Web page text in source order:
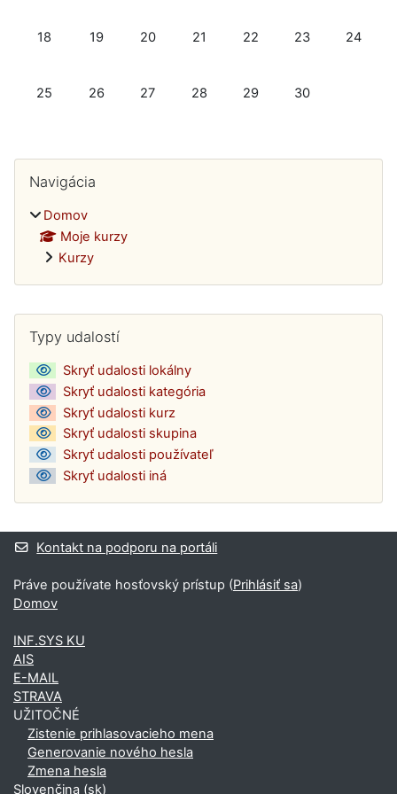
Žiadne udalosti, pondelok, 18 novembra
18 Žiadne udalosti, utorok, 19 novembra
19 Žiadne udalosti, streda, 20 novembra
20 Žiadne udalosti, štvrtok, 21
21 Žiadne udalosti, piatok,
22 Žiadne udalosti,
23 Žiadne
24
Žiadne udalosti, pondelok, 25 novembra
25 Žiadne udalosti, utorok, 26 novembra
26 Žiadne udalosti, streda, 27 novembra
27 Žiadne udalosti, štvrtok, 28
28 Žiadne udalosti, piatok,
29 Žiadne udalosti,
30
Bloky
Navigácia
Domov
Moje kurzy
Kurzy
Dodatočné bloky
Typy udalostí
Skryť udalosti lokálny
Skryť udalosti kategória
Skryť udalosti kurz
Skryť udalosti skupina
Skryť udalosti používateľ
Skryť udalosti iná
Kontakt na podporu na portáli
Práve používate hosťovský prístup (Prihlásiť sa)
Domov
INF.SYS KU
AIS
E-MAIL
STRAVA
UŽITOČNÉ
Zistenie prihlasovacieho mena
Generovanie nového hesla
Zmena hesla
Slovenčina ‎(sk)‎